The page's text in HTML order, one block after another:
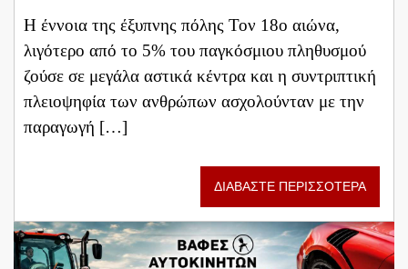
Η έννοια της έξυπνης πόλης Τον 18ο αιώνα,
λιγότερο από το 5% του παγκόσμιου πληθυσμού
ζούσε σε μεγάλα αστικά κέντρα και η συντριπτική
πλειοψηφία των ανθρώπων ασχολούνταν με την
παραγωγή […]
ΔΙΑΒΑΣΤΕ ΠΕΡΙΣΣΟΤΕΡΑ